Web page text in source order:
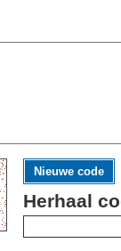
Nieuwe code
Herhaal